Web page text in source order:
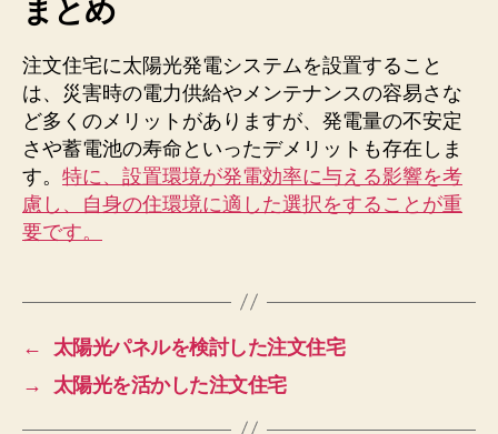
まとめ
注文住宅に太陽光発電システムを設置すること
は、災害時の電力供給やメンテナンスの容易さな
ど多くのメリットがありますが、発電量の不安定
さや蓄電池の寿命といったデメリットも存在しま
す。 特に、設置環境が発電効率に与える影響を考
慮し、自身の住環境に適した選択をすることが重
要です。
←
太陽光パネルを検討した注文住宅
→
太陽光を活かした注文住宅